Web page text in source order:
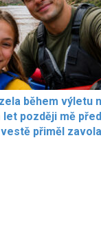
během výletu
let později mě
přiměl